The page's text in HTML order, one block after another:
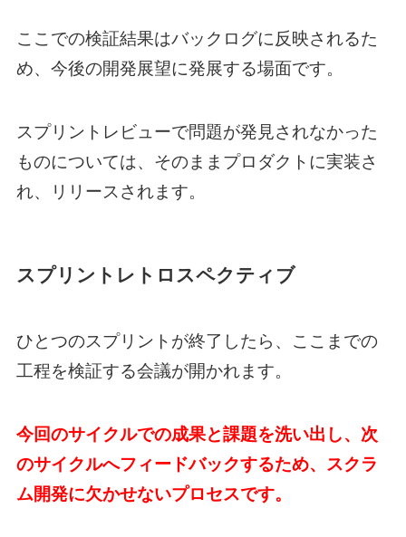
ここでの検証結果はバックログに反映されるた
め、今後の開発展望に発展する場面です。
スプリントレビューで問題が発見されなかった
ものについては、そのままプロダクトに実装さ
れ、リリースされます。
スプリントレトロスペクティブ
ひとつのスプリントが終了したら、ここまでの
工程を検証する会議が開かれます。
今回のサイクルでの成果と課題を洗い出し、次
のサイクルへフィードバックするため、スクラ
ム開発に欠かせないプロセスです。